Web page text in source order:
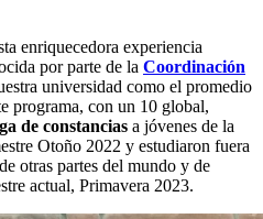
enriquecedora experiencia
por parte de la Coordinación
universidad como el promedio
programa, con un 10 global,
de constancias a jóvenes de la
Otoño 2022 y estudiaron fuera
otras partes del mundo y de
actual, Primavera 2023.